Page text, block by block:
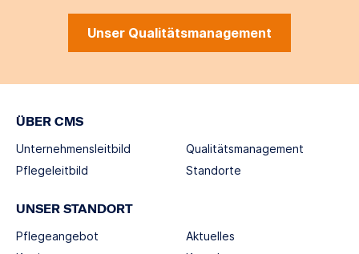
Unser Qualitätsmanagement
ÜBER CMS
Unternehmensleitbild
Pflegeleitbild
Qualitätsmanagement
Standorte
UNSER STANDORT
Pflegeangebot
Aktuelles